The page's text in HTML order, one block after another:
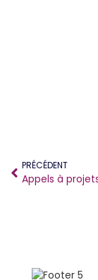
PRÉCÉDENT